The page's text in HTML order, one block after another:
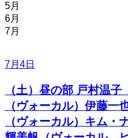
5月
6月
7月
7月4日
（土）昼の部 戸村温
（ヴォーカル）伊藤一
（ヴォーカル）キム・